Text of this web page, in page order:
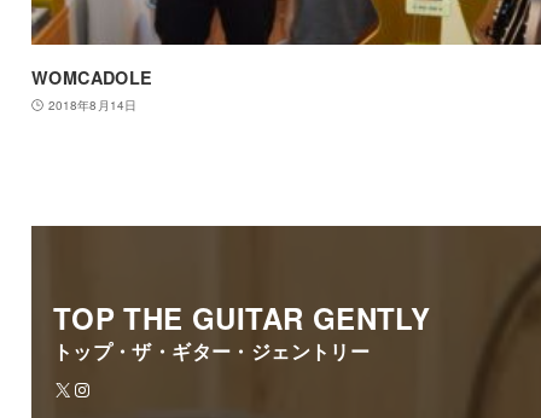
WOMCADOLE
2018年8月14日
TOP THE GUITAR GENTLY
トップ・ザ・ギター・ジェントリー
X Instagram